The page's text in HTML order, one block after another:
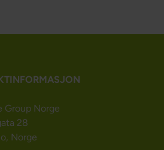
Group Norge
28
Norge